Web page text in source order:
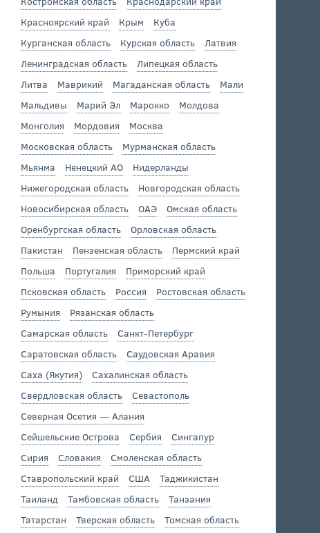
Красноярский край
Крым
Куба
Курганская область
Курская область
Латвия
Ленинградская область
Липецкая область
Литва
Маврикий Магаданская область
Мали
Мальдивы
Марий Эл Марокко
Молдова
Монголия
Мордовия
Москва
Московская область
Мурманская область
Мьянма
Ненецкий АО
Нидерланды
Нижегородская область
Новгородская область
Новосибирская область
ОАЭ
Омская область
Оренбургская область
Орловская область
Пакистан
Пензенская область
Пермский край
Польша
Португалия
Приморский край
Псковская область
Россия
Ростовская область
Румыния
Рязанская область
Самарская область
Санкт-Петербург
Саратовская область
Саудовская Аравия
Саха (Якутия)
Сахалинская область
Свердловская область
Севастополь
Северная Осетия — Алания
Сейшельские Острова
Сербия
Сингапур
Сирия
Словакия
Смоленская область
Ставропольский край
США
Таджикистан
Таиланд
Тамбовская область
Танзания
Татарстан
Тверская область
Томская область